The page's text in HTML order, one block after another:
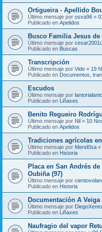
Ortigueira - Apellido
Último mensaje por osva96 «
Publicado en Apelidos
Busco Familia Jesus de
Último mensaje por
Publicado en Buscas
Transcripción
Último mensaje por Vide « 19
Publicado en Documentos,
Escudos
Último mensaje por
Publicado en Liñaxes
Benito Regueiro
Último mensaje por Nil « 10
Publicado en Apelidos
Tradiciones agrícolas
Último mensaje por Mend0sa «
Publicado en Historia
Placa en San Andrés
Oubiña (97)
Último mensaje por
Publicado en Historia
Documentación A Veiga
Último mensaje por
Publicado en Liñaxes
Naufragio del vapor